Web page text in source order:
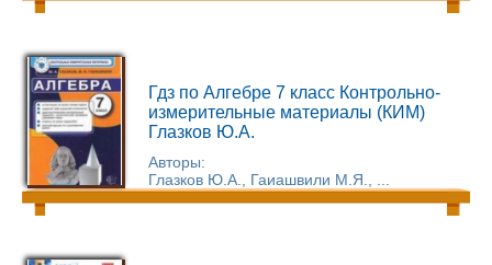
Гдз по Алгебре 7 класс Контрольно-
измерительные материалы (КИМ)
Глазков Ю.А.
Авторы:
Глазков Ю.А., Гаиашвили М.Я., ...